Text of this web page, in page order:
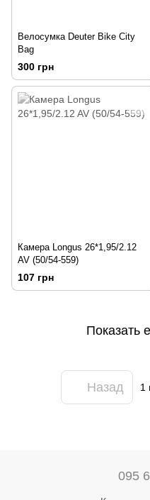
Велосумка Deuter Bike City
Bag
300 грн
Камера Longus 26*1,95/2.12
AV (50/54-559)
107 грн
Показать
Назад 1
095